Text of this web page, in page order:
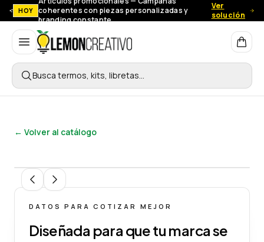
HOY
coherentes con piezas personalizadas y
branding constante.
Ver
solución
Lemon Creativo
Busca termos, kits, libretas…
← Volver al catálogo
DATOS PARA COTIZAR MEJOR
Diseñada para que tu marca se